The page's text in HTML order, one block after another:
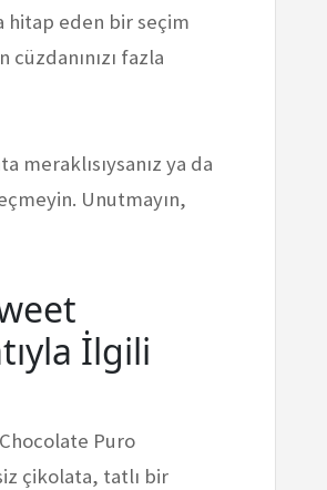
hitap eden bir seçim
fazla
ya da
Unutmayın,
İlgili
Puro
çikolata, tatlı bir